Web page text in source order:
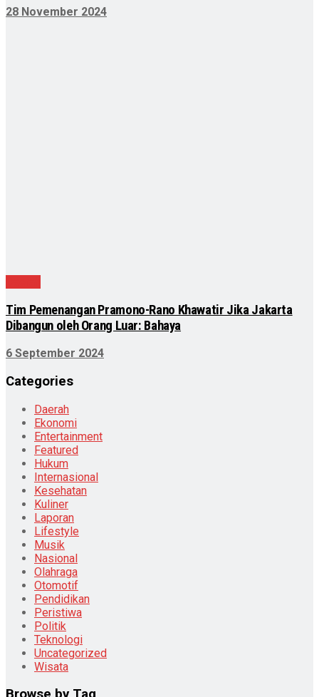
28 November 2024
Tim Pemenangan Pramono-Rano Khawatir Jika Jakarta
Dibangun oleh Orang Luar: Bahaya
6 September 2024
Categories
Daerah
Ekonomi
Entertainment
Featured
Hukum
Internasional
Kesehatan
Kuliner
Laporan
Lifestyle
Musik
Nasional
Olahraga
Otomotif
Pendidikan
Peristiwa
Politik
Teknologi
Uncategorized
Wisata